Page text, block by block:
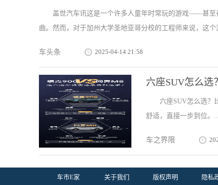
盖世汽车讯这是一个许多人童年时常玩的游戏——甚
曲。然而，对于加州大学圣地亚哥分校的工程师来说，这
车头条 2025-04-14 21:58
六座SUV怎么选
六座SUV怎么选？
舒适，直接一步到位。
车之界限
车市E家 关于我们 版权声明 隐私